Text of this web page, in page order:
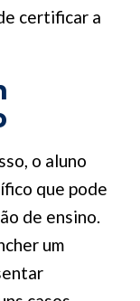
certificar a
o aluno
que pode
de ensino.
um